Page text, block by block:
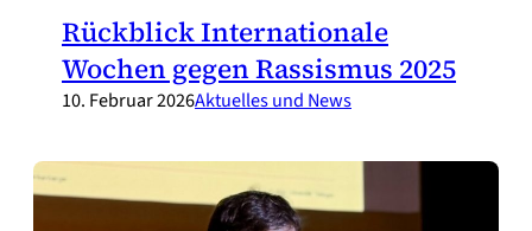
Rückblick Internationale
Wochen gegen Rassismus 2025
10. Februar 2026Aktuelles und News